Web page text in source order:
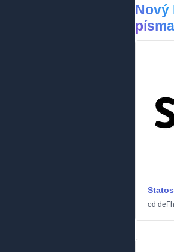
Nový
písma
Statos
od